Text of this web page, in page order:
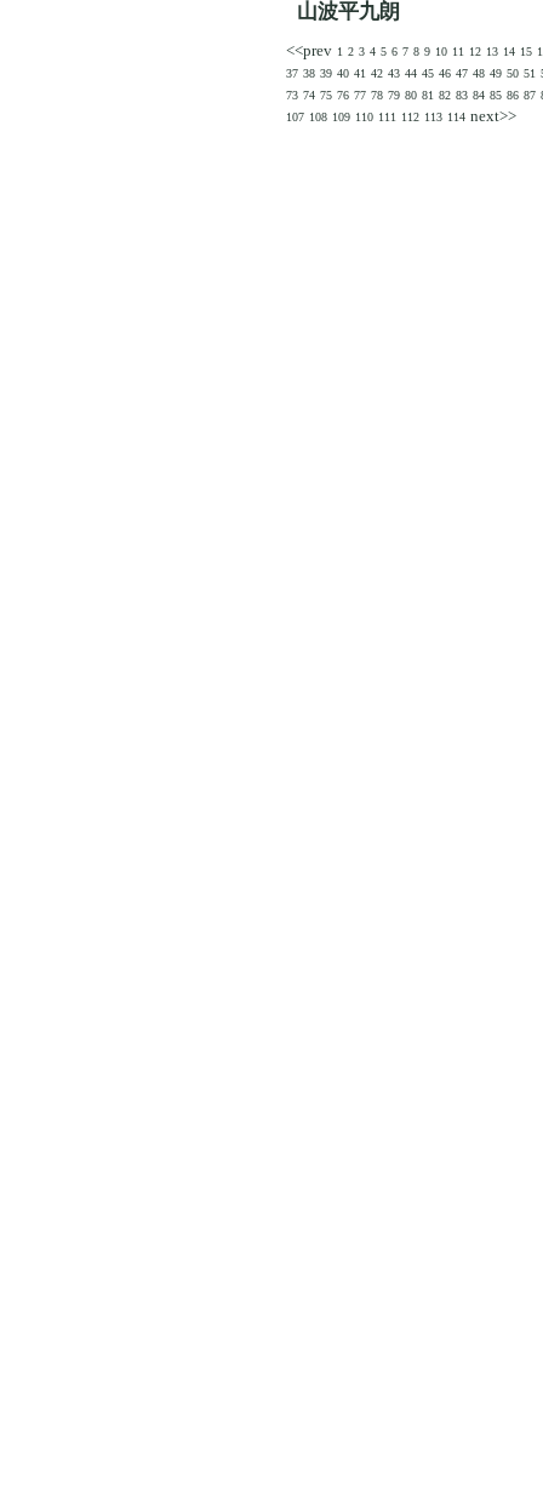
山波平九朗
<<prev 1 2 3 4 5 6 7 8 9 10 11 12 13 14 15
37 38 39 40 41 42 43 44 45 46 47 48 49 50 51
73 74 75 76 77 78 79 80 81 82 83 84 85 86 87
107 108 109 110 111 112 113 114 next>>